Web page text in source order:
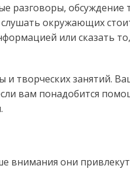
разговоры, обсуждение
слушать окружающих
или сказать
творческих занятий.
вам понадобится
внимания они